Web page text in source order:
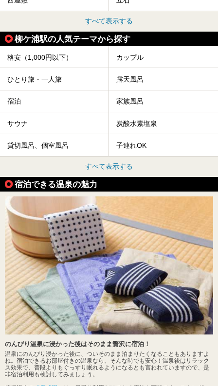
すべて表示する
柳ケ浦駅の人気テーマから探す
格安（1,000円以下） カップル
ひとり旅・一人旅 露天風呂
宿泊 家族風呂
サウナ 炭酸水素塩泉
貸切風呂、個室風呂 子連れOK
すべて表示する
宿泊できる温泉の魅力
のんびり温泉に浸かった後はそのまま贅沢に宿泊！
温泉にのんびり浸かった後に、ついそのまま泊まりたくなることもありますよ
ね。宿泊できるお部屋付きの温泉なら、そんな時でも安心！温泉後はリラック
ス効果で、普段よりもぐっすり眠れるようになるとも言われていますので、是
非宿泊利用も検討してみましょう。